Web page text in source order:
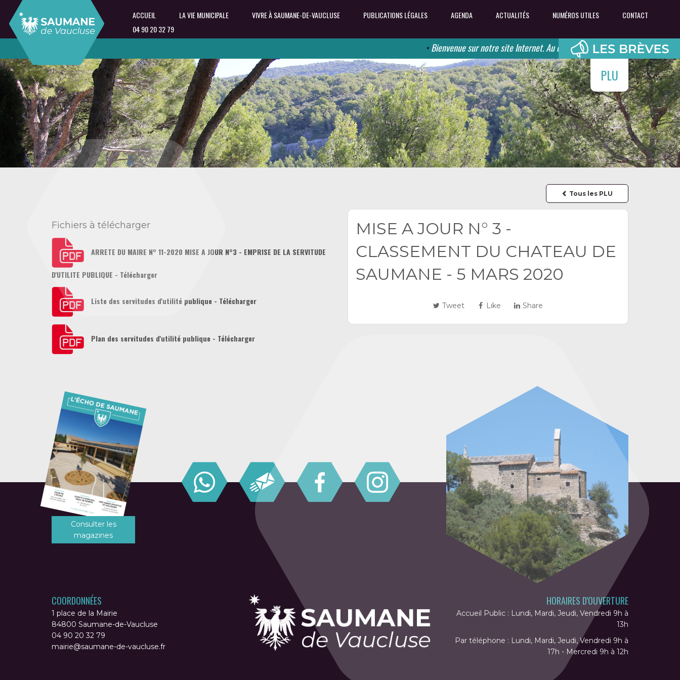
ACCUEIL LA VIE MUNICIPALE VIVRE À SAUMANE-DE-VAUCLUSE PUBLICATIONS LÉGALES AGENDA ACTUALITÉS NUMÉROS UTILES
CONTACT
04 90 20 32 79
Bienvenue sur notre site Internet. Au coeur des Monts de Vaucluse, retrouvez
PLU
Tous les PLU
Fichiers à télécharger
ARRETE DU MAIRE N° 11-2020 MISE A JOUR N°3 - EMPRISE DE LA SERVITUDE
D'UTILITE PUBLIQUE - Télécharger
Liste des servitudes d'utilité publique - Télécharger
Plan des servitudes d'utilité publique - Télécharger
MISE A JOUR N° 3 -
CLASSEMENT DU CHATEAU DE
SAUMANE - 5 MARS 2020
Tweet Like Share
Consulter les
magazines
COORDONNÉES
1 place de la Mairie
84800 Saumane-de-Vaucluse
04 90 20 32 79
mairie@saumane-de-vaucluse.fr
HORAIRES D'OUVERTURE
Accueil Public : Lundi, Mardi, Jeudi, Vendredi 9h à
13h
Par téléphone : Lundi, Mardi, Jeudi, Vendredi 9h à
17h - Mercredi 9h à 12h